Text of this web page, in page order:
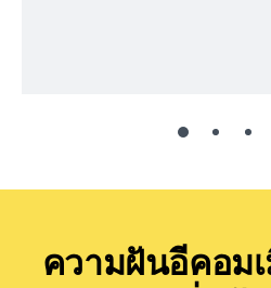
ความฝันอีคอม